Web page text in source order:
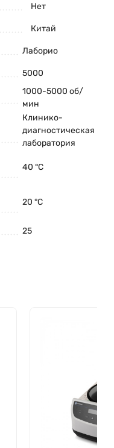
Нет
Китай
Лаборио
5000
1000-5000 об/
мин
Клинико-
диагностическая
лаборатория
40 °C
20 °C
25